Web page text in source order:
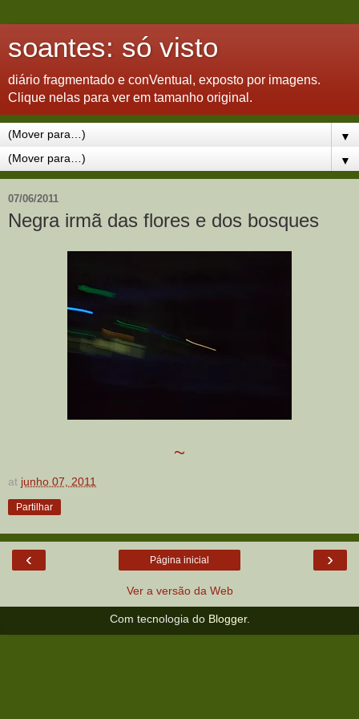
soantes: só visto
diário fragmentado e conVentual, exposto por imagens.
Clique nelas para ver em tamanho original.
▼
▼
07/06/2011
Negra irmã das flores e dos bosques
~
at junho 07, 2011
Partilhar
‹ ›
Página inicial
Ver a versão da Web
Com tecnologia do Blogger.